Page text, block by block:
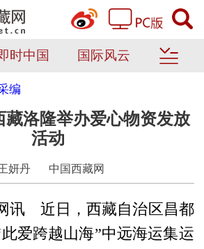
时中国 国际风云
编
藏洛隆举办爱心物资发放
活动
妍丹 中国西藏网
讯 近日，西藏自治区昌都
爱跨越山海”中远海运集运